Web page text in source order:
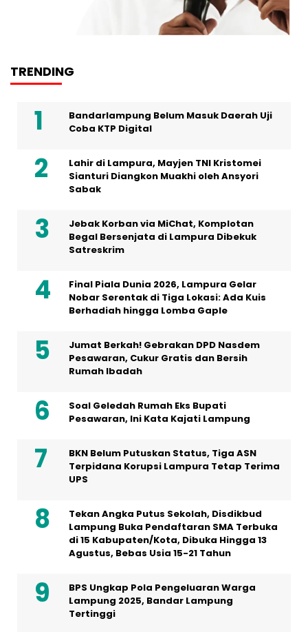
TRENDING
Bandarlampung Belum Masuk Daerah Uji
Coba KTP Digital
Lahir di Lampura, Mayjen TNI Kristomei
Sianturi Diangkon Muakhi oleh Ansyori
Sabak
Jebak Korban via MiChat, Komplotan
Begal Bersenjata di Lampura Dibekuk
Satreskrim
Final Piala Dunia 2026, Lampura Gelar
Nobar Serentak di Tiga Lokasi: Ada Kuis
Berhadiah hingga Lomba Gaple
Jumat Berkah! Gebrakan DPD Nasdem
Pesawaran, Cukur Gratis dan Bersih
Rumah Ibadah
Soal Geledah Rumah Eks Bupati
Pesawaran, Ini Kata Kajati Lampung
BKN Belum Putuskan Status, Tiga ASN
Terpidana Korupsi Lampura Tetap Terima
UPS
Tekan Angka Putus Sekolah, Disdikbud
Lampung Buka Pendaftaran SMA Terbuka
di 15 Kabupaten/Kota, Dibuka Hingga 13
Agustus, Bebas Usia 15-21 Tahun
BPS Ungkap Pola Pengeluaran Warga
Lampung 2025, Bandar Lampung
Tertinggi